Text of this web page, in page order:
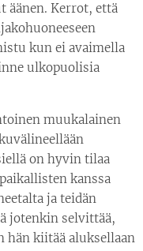
äänen. Kerrot, että
kun ei avaimella
ulkopuolisia
muukalainen
on hyvin tilaa
kanssa
ja teidän
jotenkin selvittää,
hän kiitää aluksellaan